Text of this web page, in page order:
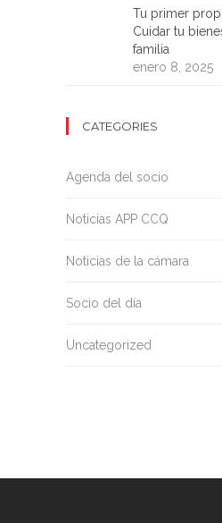
Tu primer
Cuidar tu
familia
enero 8, 2025
CATEGORIES
Agenda del socio
Noticias APP CCQ
Noticias de la cámara
Socio del día
Uncategorized